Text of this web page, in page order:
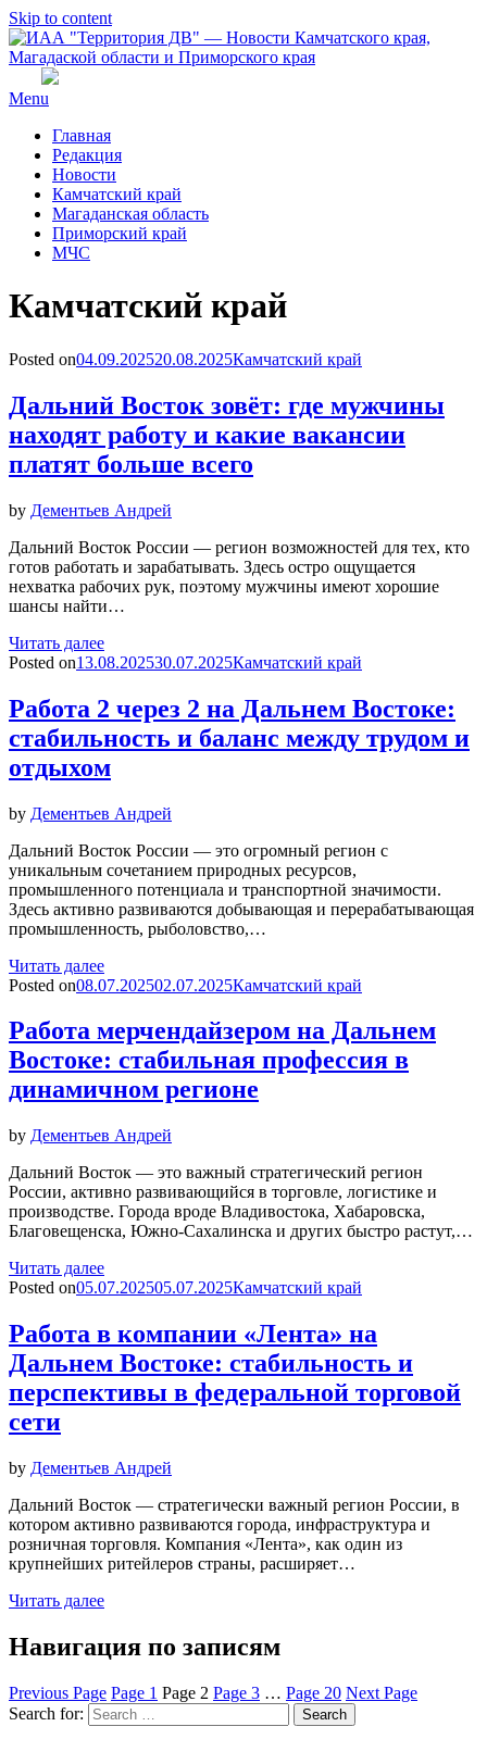
Skip to content
Menu
Главная
Редакция
Новости
Камчатский край
Магаданская область
Приморский край
МЧС
Рубрика
:
Камчатский край
Posted on04.09.202520.08.2025Камчатский край
Дальний Восток зовёт: где мужчины
находят работу и какие вакансии
платят больше всего
by Дементьев Андрей
Дальний Восток России — регион возможностей для тех, кто
готов работать и зарабатывать. Здесь остро ощущается
нехватка рабочих рук, поэтому мужчины имеют хорошие
шансы найти…
Читать далее
Posted on13.08.202530.07.2025Камчатский край
Работа 2 через 2 на Дальнем Востоке:
стабильность и баланс между трудом и
отдыхом
by Дементьев Андрей
Дальний Восток России — это огромный регион с
уникальным сочетанием природных ресурсов,
промышленного потенциала и транспортной значимости.
Здесь активно развиваются добывающая и перерабатывающая
промышленность, рыболовство,…
Читать далее
Posted on08.07.202502.07.2025Камчатский край
Работа мерчендайзером на Дальнем
Востоке: стабильная профессия в
динамичном регионе
by Дементьев Андрей
Дальний Восток — это важный стратегический регион
России, активно развивающийся в торговле, логистике и
производстве. Города вроде Владивостока, Хабаровска,
Благовещенска, Южно-Сахалинска и других быстро растут,…
Читать далее
Posted on05.07.202505.07.2025Камчатский край
Работа в компании «Лента» на
Дальнем Востоке: стабильность и
перспективы в федеральной торговой
сети
by Дементьев Андрей
Дальний Восток — стратегически важный регион России, в
котором активно развиваются города, инфраструктура и
розничная торговля. Компания «Лента», как один из
крупнейших ритейлеров страны, расширяет…
Читать далее
Навигация по записям
Previous Page Page 1 Page 2 Page 3 … Page 20 Next Page
Search for:
Search